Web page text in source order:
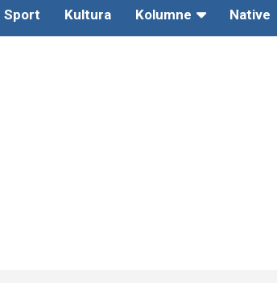
Sport Kultura Kolumne Native